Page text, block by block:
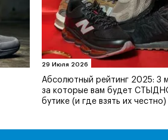
29 Июля 2026
Абсолютный рейтинг 2025: 3
за которые вам будет
бутике (и где взять их честно)